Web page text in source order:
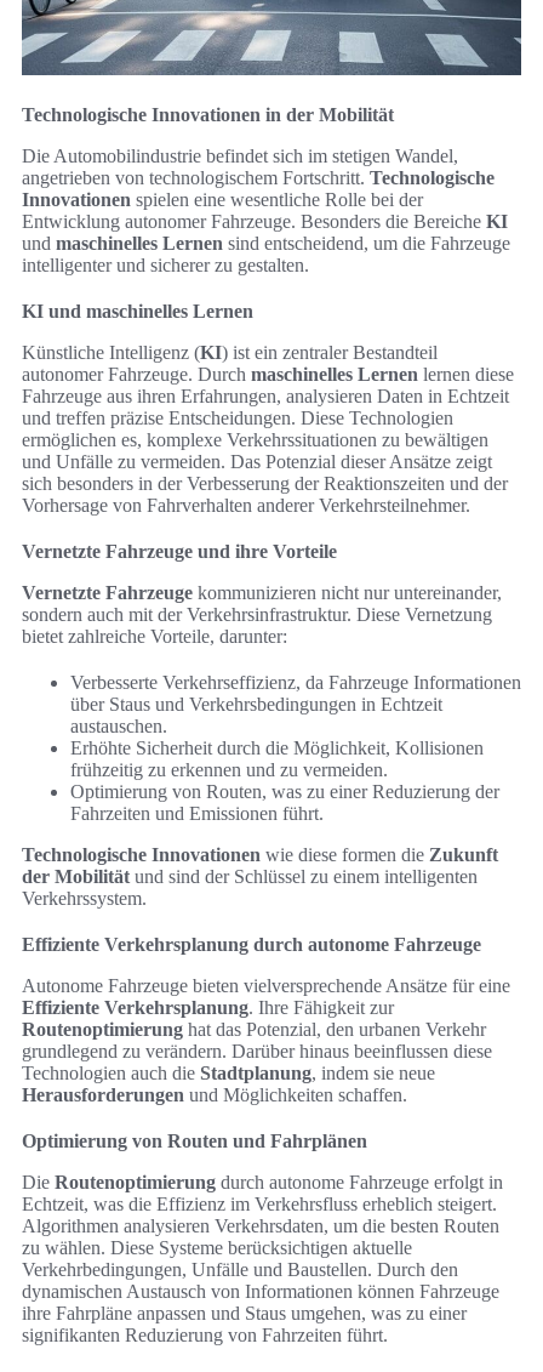
Technologische Innovationen in der Mobilität
Die Automobilindustrie befindet sich im stetigen Wandel,
angetrieben von technologischem Fortschritt. Technologische
Innovationen spielen eine wesentliche Rolle bei der
Entwicklung autonomer Fahrzeuge. Besonders die Bereiche KI
und maschinelles Lernen sind entscheidend, um die Fahrzeuge
intelligenter und sicherer zu gestalten.
KI und maschinelles Lernen
Künstliche Intelligenz (KI) ist ein zentraler Bestandteil
autonomer Fahrzeuge. Durch maschinelles Lernen lernen diese
Fahrzeuge aus ihren Erfahrungen, analysieren Daten in Echtzeit
und treffen präzise Entscheidungen. Diese Technologien
ermöglichen es, komplexe Verkehrssituationen zu bewältigen
und Unfälle zu vermeiden. Das Potenzial dieser Ansätze zeigt
sich besonders in der Verbesserung der Reaktionszeiten und der
Vorhersage von Fahrverhalten anderer Verkehrsteilnehmer.
Vernetzte Fahrzeuge und ihre Vorteile
Vernetzte Fahrzeuge kommunizieren nicht nur untereinander,
sondern auch mit der Verkehrsinfrastruktur. Diese Vernetzung
bietet zahlreiche Vorteile, darunter:
Verbesserte Verkehrseffizienz, da Fahrzeuge Informationen
über Staus und Verkehrsbedingungen in Echtzeit
austauschen.
Erhöhte Sicherheit durch die Möglichkeit, Kollisionen
frühzeitig zu erkennen und zu vermeiden.
Optimierung von Routen, was zu einer Reduzierung der
Fahrzeiten und Emissionen führt.
Technologische Innovationen wie diese formen die Zukunft
der Mobilität und sind der Schlüssel zu einem intelligenten
Verkehrssystem.
Effiziente Verkehrsplanung durch autonome Fahrzeuge
Autonome Fahrzeuge bieten vielversprechende Ansätze für eine
Effiziente Verkehrsplanung. Ihre Fähigkeit zur
Routenoptimierung hat das Potenzial, den urbanen Verkehr
grundlegend zu verändern. Darüber hinaus beeinflussen diese
Technologien auch die Stadtplanung, indem sie neue
Herausforderungen und Möglichkeiten schaffen.
Optimierung von Routen und Fahrplänen
Die Routenoptimierung durch autonome Fahrzeuge erfolgt in
Echtzeit, was die Effizienz im Verkehrsfluss erheblich steigert.
Algorithmen analysieren Verkehrsdaten, um die besten Routen
zu wählen. Diese Systeme berücksichtigen aktuelle
Verkehrbedingungen, Unfälle und Baustellen. Durch den
dynamischen Austausch von Informationen können Fahrzeuge
ihre Fahrpläne anpassen und Staus umgehen, was zu einer
signifikanten Reduzierung von Fahrzeiten führt.